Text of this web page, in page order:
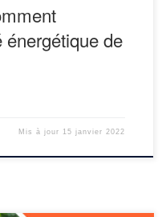
énergétique de
Mis à jour 15 janvier 2022